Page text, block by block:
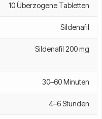
10 Überzogene Tabletten
Sildenafil
Sildenafil 200 mg
30–60 Minuten
4–6 Stunden